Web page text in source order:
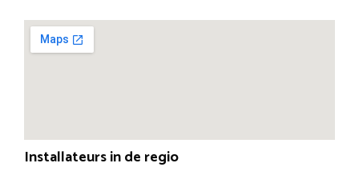
Installateurs in de regio